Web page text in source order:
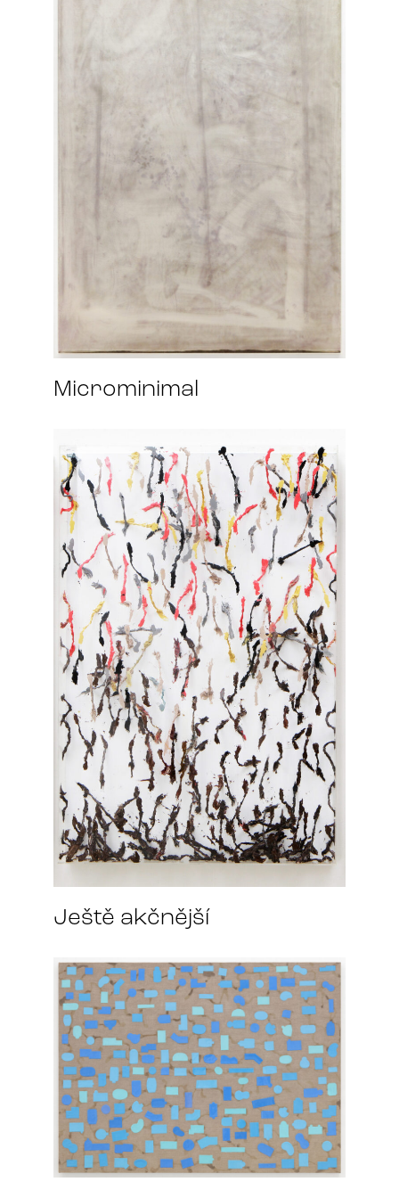
Microminimal
Ještě akčnější